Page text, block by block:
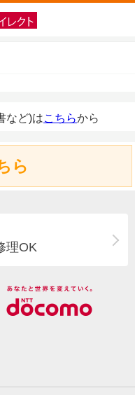
など)はこちらから
ら
理OK